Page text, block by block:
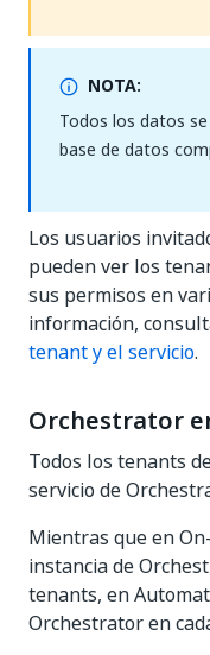
NOTA:
Todos los datos
base de datos
Los usuarios
pueden ver los
sus permisos en
información,
tenant y el servicio.
Orchestrator
Todos los tenants
servicio de
Mientras que en
instancia de
tenants, en
Orchestrator en